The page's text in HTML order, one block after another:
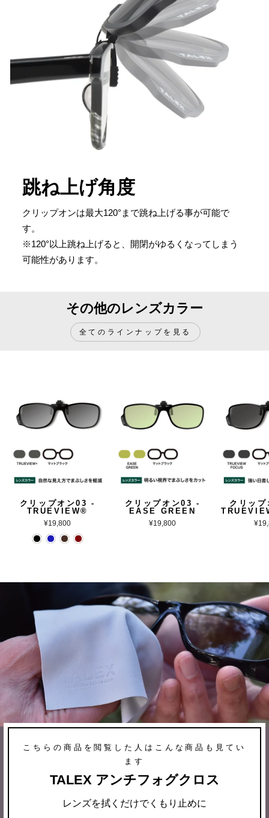
跳ね上げ角度
クリップオンは最大120°まで跳ね上げる事が可能で
す。
※120°以上跳ね上げると、開閉がゆるくなってしまう
可能性があります。
その他のレンズカラー
全てのラインナップを見る
クリップオン03 -
TRUEVIEW®
¥19,800
クリップオン03 -
EASE GREEN
¥19,800
クリッ
こちらの商品を閲覧した人はこんな商品も見てい
ます
TALEX アンチフォグクロス
レンズを拭くだけでくもり止めに